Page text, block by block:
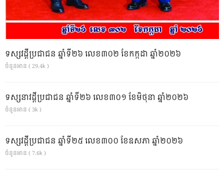
ទស្សវដ្តីប្រជាជន ឆ្នាំទី២៦ លេខ៣០២ ខែកក្កដា ឆ្នាំ២០២៦
ចំនួនអាន ( 29.4k )
ទស្សនាវដ្ដីប្រជាជន ឆ្នាំទី២៦ លេខ៣០១ ខែមិថុនា ឆ្នាំ២០២៦
ចំនួនអាន ( 3k )
ទស្សវដ្តីប្រជាជន ឆ្នាំទី២៥ លេខ៣០០ ខែឧសភា ឆ្នាំ២០២៦
ចំនួនអាន ( 7.6k )